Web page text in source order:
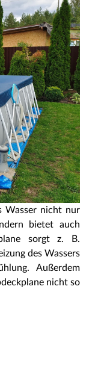
Wasser nicht nur
bietet auch
sorgt z. B.
des Wassers
Außerdem
nicht so